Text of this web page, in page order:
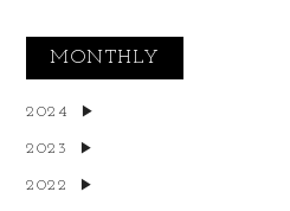
MONTHLY
2024
2023
2022